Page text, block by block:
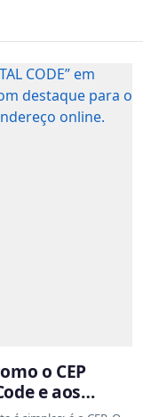
o CEP
e aos